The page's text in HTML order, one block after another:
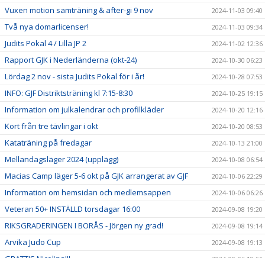
Vuxen motion samträning & after-gi 9 nov 2024-11-03 09:40
Två nya domarlicenser! 2024-11-03 09:34
Judits Pokal 4 / Lilla JP 2 2024-11-02 12:36
Rapport GJK i Nederländerna (okt-24) 2024-10-30 06:23
Lördag 2 nov - sista Judits Pokal för i år! 2024-10-28 07:53
INFO: GJF Distriktsträning kl 7:15-8:30 2024-10-25 19:15
Information om julkalendrar och profilkläder 2024-10-20 12:16
Kort från tre tävlingar i okt 2024-10-20 08:53
Kataträning på fredagar 2024-10-13 21:00
Mellandagsläger 2024 (upplägg) 2024-10-08 06:54
Macias Camp läger 5-6 okt på GJK arrangerat av GJF 2024-10-06 22:29
Information om hemsidan och medlemsappen 2024-10-06 06:26
Veteran 50+ INSTÄLLD torsdagar 16:00 2024-09-08 19:20
RIKSGRADERINGEN I BORÅS - Jörgen ny grad! 2024-09-08 19:14
Arvika Judo Cup 2024-09-08 19:13